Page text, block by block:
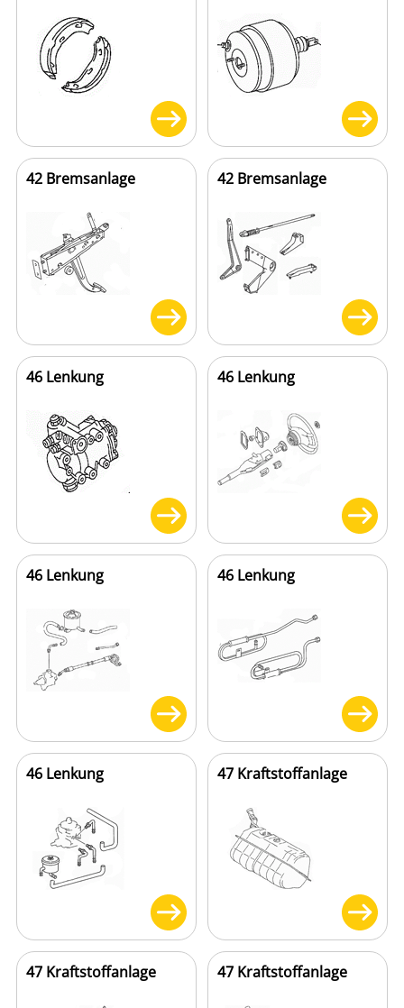
42 Bremsanlage 42 Bremsanlage
46 Lenkung 46 Lenkung
46 Lenkung 46 Lenkung
46 Lenkung 47 Kraftstoffanlage
47 Kraftstoffanlage 47 Kraftstoffanlage